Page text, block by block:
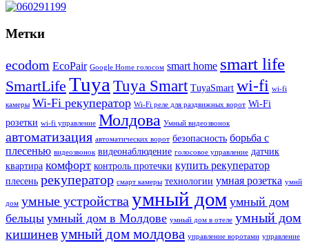
Метки
ecodom EcoPair Google Home голосом smart home smart life
SmartLife Tuya Tuya Smart TuyaSmart wi-fi wi-fi
камеры Wi-Fi рекуператор Wi-Fi реле для раздвижных ворот Wi-Fi
розетки wi-fi управление Молдова Умный видеозвонок
автоматизация автоматических ворот безопасность борьба с
плесенью видеозвонок видеонаблюдение голосовое управление датчик
квартира комфорт контроль протечки купить рекуператор
плесень рекуператор смарт камеры технологии умная розетка умнй
дом умные устройства умный дом умный дом
бельцы умный дом в Молдове умный дом в отеле умный дом
кишиневумный дом молдова управление воротами управление